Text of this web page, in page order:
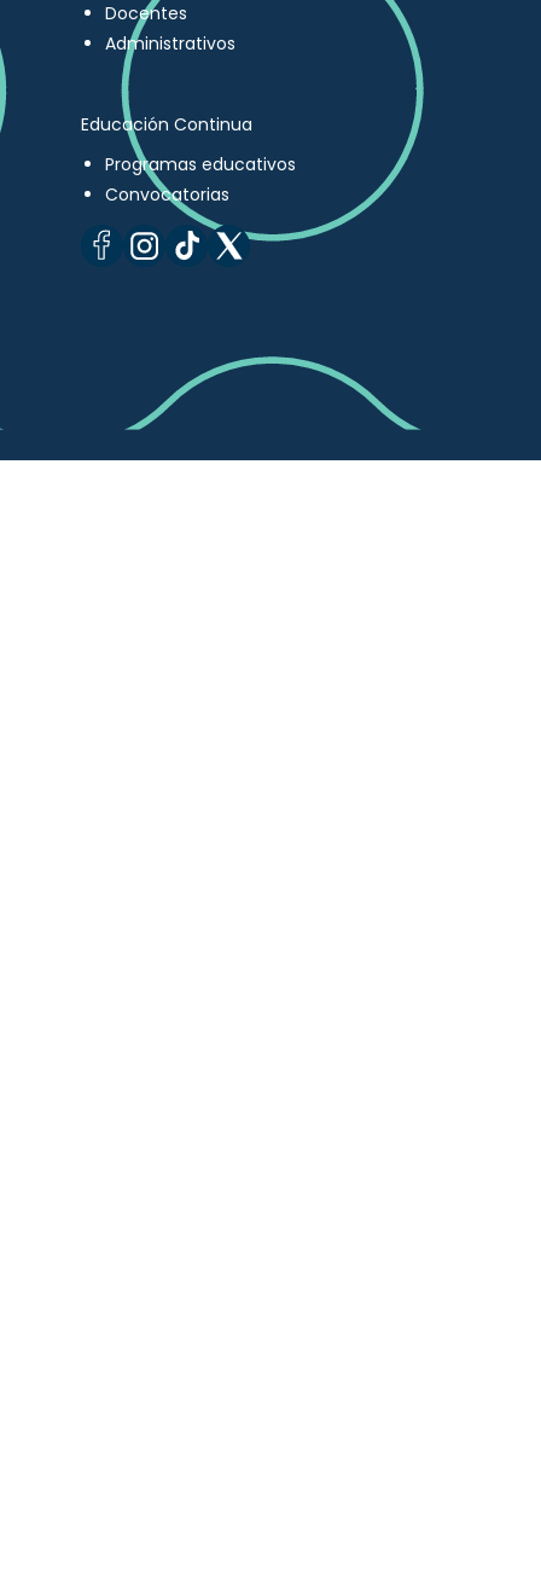
Docentes
Administrativos
Educación Continua
Programas educativos
Convocatorias